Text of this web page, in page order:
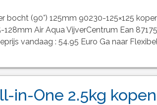
bocht (90°) 125mm 90230-125×125
128mm Air Aqua VijverCentrum Ean
vandaag : 54.95 Euro Ga naar
in-One 2.5kg kopen